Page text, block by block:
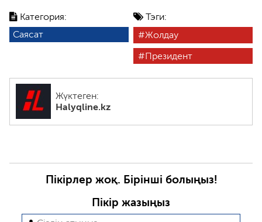
Категория:
Саясат
Тэги:
Жолдау
Президент
Жүктеген:
Halyqline.kz
Пікірлер жоқ. Бірінші болыңыз!
Пікір жазыңыз